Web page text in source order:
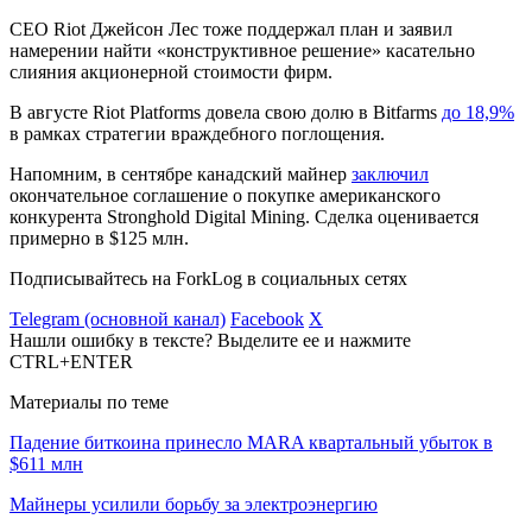
CEO Riot Джейсон Лес тоже поддержал план и заявил
намерении найти «конструктивное решение» касательно
слияния акционерной стоимости фирм.
В августе Riot Platforms довела свою долю в Bitfarms до 18,9%
в рамках стратегии враждебного поглощения.
Напомним, в сентябре канадский майнер заключил
окончательное соглашение о покупке американского
конкурента Stronghold Digital Mining. Сделка оценивается
примерно в $125 млн.
Подписывайтесь на ForkLog в социальных сетях
Telegram (основной канал) Facebook X
Нашли ошибку в тексте? Выделите ее и нажмите
CTRL+ENTER
Материалы по теме
Падение биткоина принесло MARA квартальный убыток в
$611 млн
Майнеры усилили борьбу за электроэнергию